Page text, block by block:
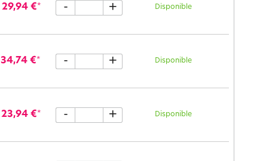
29,94 €* Disponible
- +
34,74 €* Disponible
- +
23,94 €* Disponible
- +